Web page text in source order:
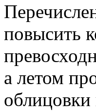
повысить
а летом